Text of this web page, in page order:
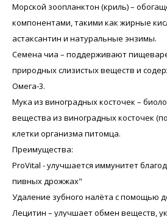
Морской зоопланктон (криль) –
компонентами, такими как жирные
астаксантин и натуральные энзимы.
Семена чиа – поддерживают
природных слизистых веществ и
Омега-3.
Мука из виноградных косточек –
вещества из виноградных косточек
клетки организма питомца.
Преимущества:
ProVital - улучшается иммунитет
пивных дрожжах"
Удаление зубного налёта с помощью
Лецитин – улучшает обмен веществ,